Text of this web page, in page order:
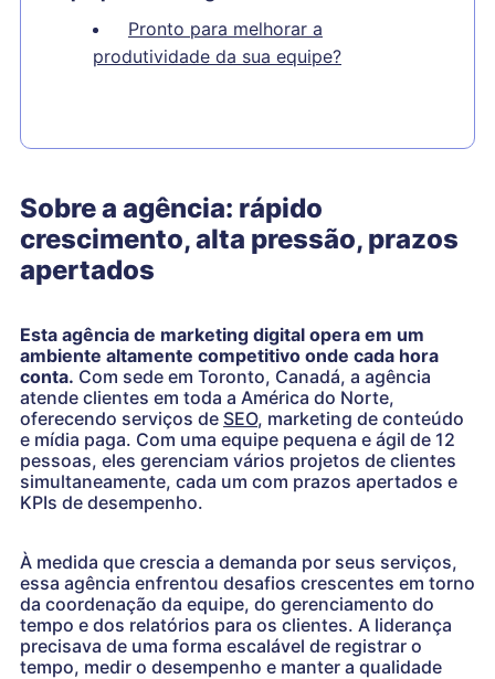
Pronto para melhorar a
produtividade da sua equipe?
Sobre a agência: rápido
crescimento, alta pressão, prazos
apertados
Esta agência de marketing digital opera em um
ambiente altamente competitivo onde cada hora
conta. Com sede em Toronto, Canadá, a agência
atende clientes em toda a América do Norte,
oferecendo serviços de SEO, marketing de conteúdo
e mídia paga. Com uma equipe pequena e ágil de 12
pessoas, eles gerenciam vários projetos de clientes
simultaneamente, cada um com prazos apertados e
KPIs de desempenho.
À medida que crescia a demanda por seus serviços,
essa agência enfrentou desafios crescentes em torno
da coordenação da equipe, do gerenciamento do
tempo e dos relatórios para os clientes. A liderança
precisava de uma forma escalável de registrar o
tempo, medir o desempenho e manter a qualidade